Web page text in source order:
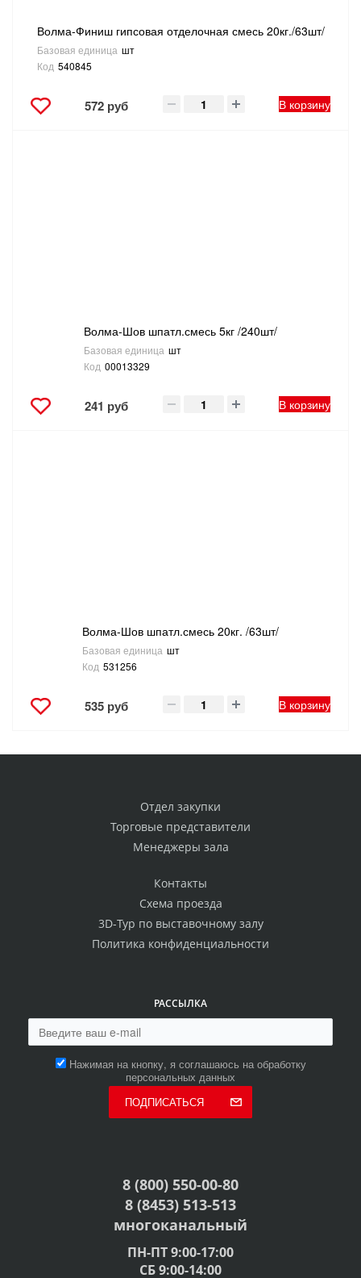
Волма-Финиш гипсовая отделочная смесь 20кг./63шт/
Базовая единица шт
Код 540845
572 руб В корзину
Волма-Шов шпатл.смесь 5кг /240шт/
Базовая единица шт
Код 00013329
241 руб В корзину
Волма-Шов шпатл.смесь 20кг. /63шт/
Базовая единица шт
Код 531256
535 руб В корзину
Отдел закупки
Торговые представители
Менеджеры зала
Контакты
Схема проезда
3D-Тур по выставочному залу
Политика конфиденциальности
РАССЫЛКА
Нажимая на кнопку, я соглашаюсь на обработку
персональных данных
ПОДПИСАТЬСЯ
8 (800) 550-00-80
8 (8453) 513-513
многоканальный
ПН-ПТ 9:00-17:00
СБ 9:00-14:00